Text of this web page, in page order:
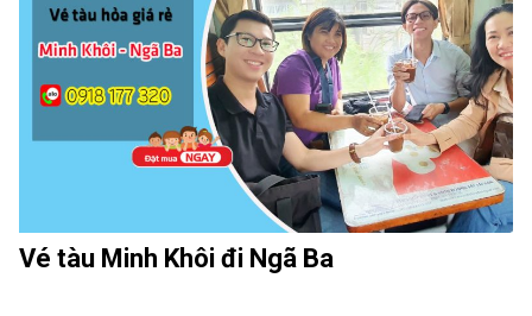
Vé tàu Minh Khôi đi Ngã Ba